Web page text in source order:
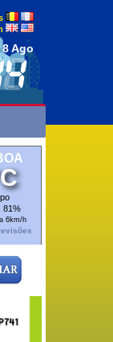
Ago
81%
6km/h